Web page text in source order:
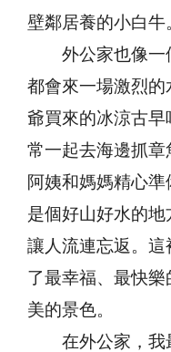
壁鄰居養的小白牛
外公家也像一
都會來一場激烈
爺買來的冰涼古早
常一起去海邊抓
阿姨和媽媽精心
是個好山好水的地
讓人流連忘返。這
了最幸福、最快
美的景色。
在外公家，我